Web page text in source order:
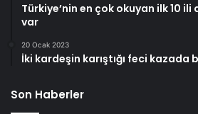
Türkiye’nin en çok okuyan ilk 10 ili
var
20 Ocak 2023
İki kardeşin karıştığı feci kazada
Son Haberler